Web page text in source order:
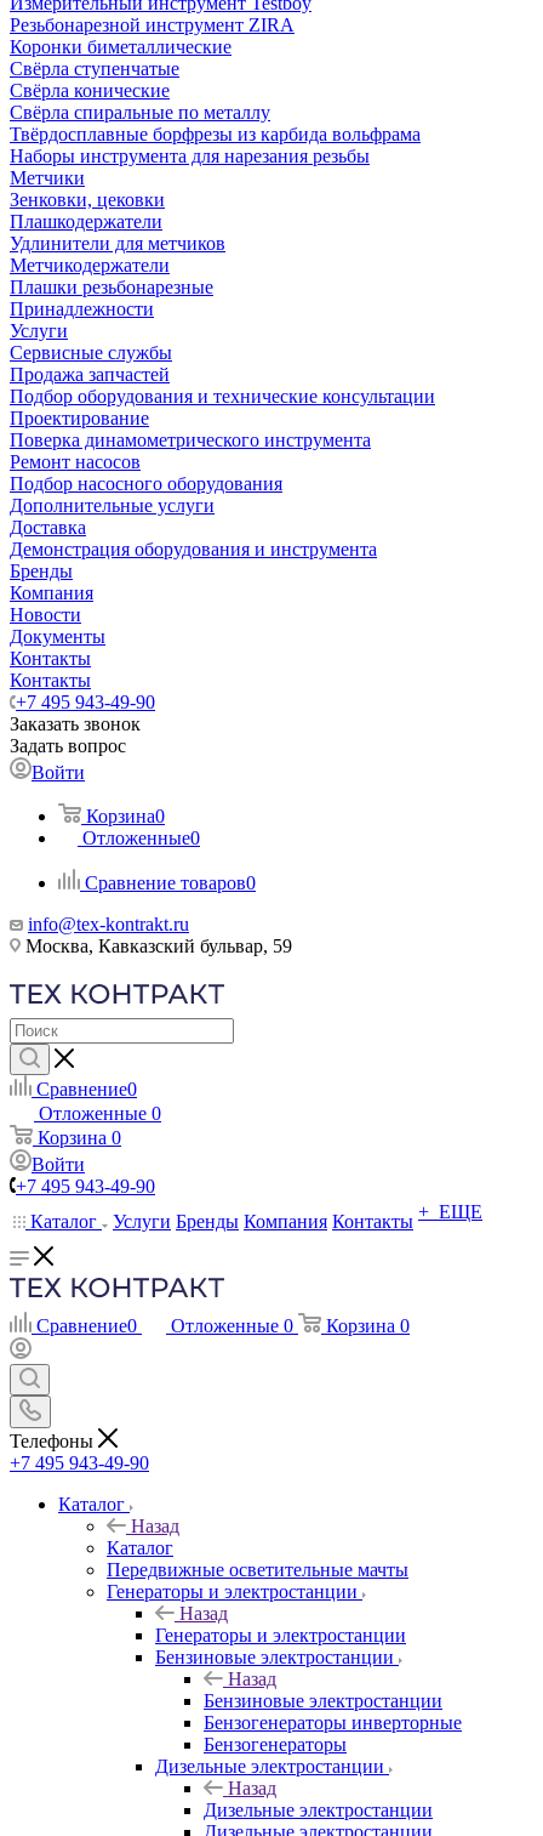
Резьбонарезной инструмент ZIRA
Коронки биметаллические
Свёрла ступенчатые
Свёрла конические
Свёрла спиральные по металлу
Твёрдосплавные борфрезы из карбида вольфрама
Наборы инструмента для нарезания резьбы
Метчики
Зенковки, цековки
Плашкодержатели
Удлинители для метчиков
Метчикодержатели
Плашки резьбонарезные
Принадлежности
Услуги
Сервисные службы
Продажа запчастей
Подбор оборудования и технические консультации
Проектирование
Поверка динамометрического инструмента
Ремонт насосов
Подбор насосного оборудования
Дополнительные услуги
Доставка
Демонстрация оборудования и инструмента
Бренды
Компания
Новости
Документы
Контакты
Контакты
+7 495 943-49-90
Заказать звонок
Задать вопрос
Войти
Корзина0
Отложенные0
Сравнение товаров0
info@tex-kontrakt.ru
Москва, Кавказский бульвар, 59
Сравнение0
Отложенные 0
Корзина 0
Войти
+7 495 943-49-90
Каталог
Услуги Бренды Компания Контакты + ЕЩЕ
Сравнение0 Отложенные 0 Корзина 0
Телефоны
+7 495 943-49-90
Каталог
Назад
Каталог
Передвижные осветительные мачты
Генераторы и электростанции
Назад
Генераторы и электростанции
Бензиновые электростанции
Назад
Бензиновые электростанции
Бензогенераторы инверторные
Бензогенераторы
Дизельные электростанции
Назад
Дизельные электростанции
Дизельные электростанции